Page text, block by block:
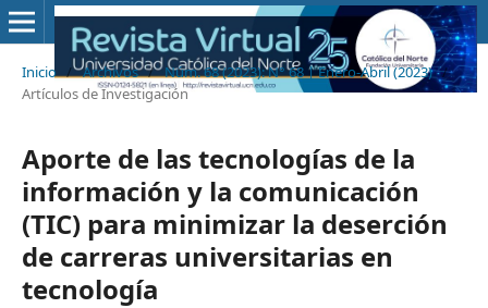
Inicio / Archivos / Núm. 68 (2023): N° 68 | Enero-Abril (2023) /
Artículos de Investigación
Aporte de las tecnologías de la
información y la comunicación
(TIC) para minimizar la deserción
de carreras universitarias en
tecnología